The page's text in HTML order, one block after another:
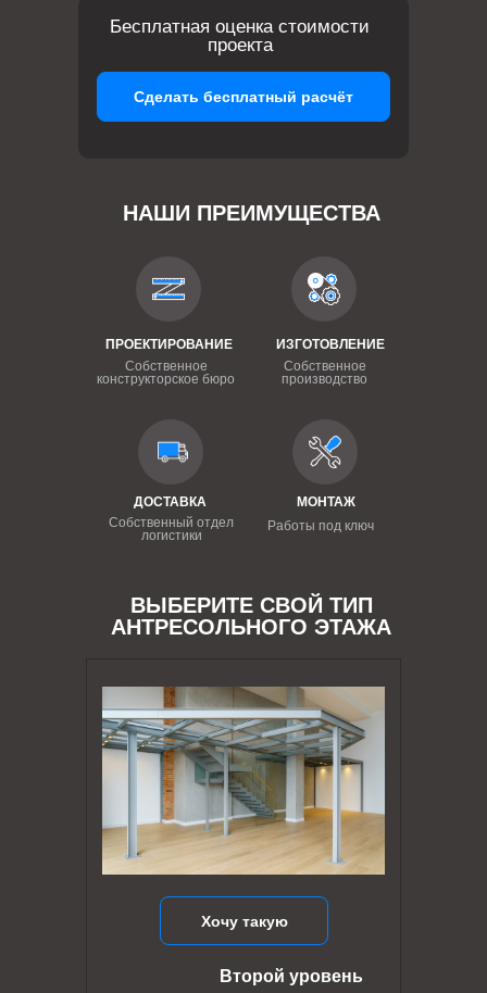
НАШИ ПРЕИМУЩЕСТВА
ПРОЕКТИРОВАНИЕ
Собственное
конструкторское бюро
ИЗГОТОВЛЕНИЕ
Собственное
производство
ДОСТАВКА
Собственный отдел
логистики
МОНТАЖ
Работы под ключ
Бесплатная оценка стоимости
проекта
Сделать бесплатный расчёт
ВЫБЕРИТЕ СВОЙ ТИП
АНТРЕСОЛЬНОГО ЭТАЖА
Хочу такую
Второй уровень